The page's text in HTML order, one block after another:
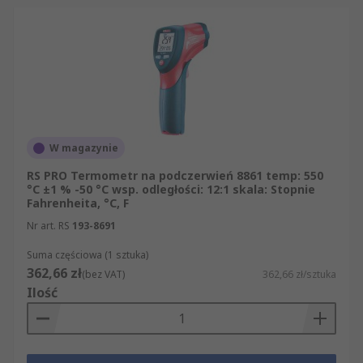
W magazynie
RS PRO Termometr na podczerwień 8861 temp: 550
°C ±1 % -50 °C wsp. odległości: 12:1 skala: Stopnie
Fahrenheita, °C, F
Nr art. RS 193-8691
Suma częściowa (1 sztuka)
362,66 zł(bez VAT) 362,66 zł/sztuka
Ilość